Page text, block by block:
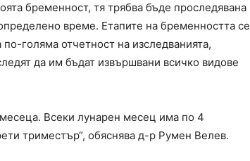
бременност, тя трябва бъде проследявана
време. Етапите на бременността се
голяма отчетност на изследванията,
да им бъдат извършвани всичко видове
Всеки лунарен месец има по 4
триместър“, обяснява д-р Румен Велев.